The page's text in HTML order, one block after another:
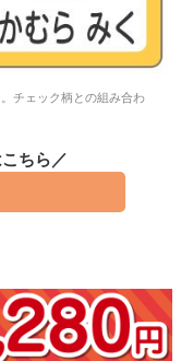
お問い合わせ
らせ
チェック柄との組み合わ
ちら／